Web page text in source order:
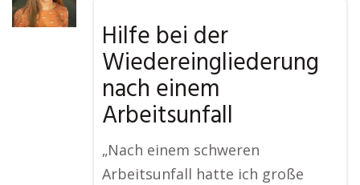
Hilfe bei der
Wiedereingliederung
nach einem
Arbeitsunfall
„Nach einem schweren
Arbeitsunfall hatte ich große